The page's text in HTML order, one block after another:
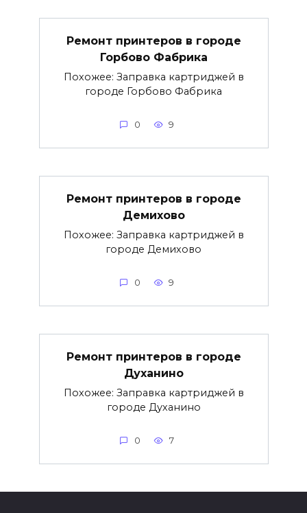
Ремонт принтеров в городе
Горбово Фабрика
Похожее: Заправка картриджей в
городе Горбово Фабрика
0 9
Ремонт принтеров в городе
Демихово
Похожее: Заправка картриджей в
городе Демихово
0 9
Ремонт принтеров в городе
Духанино
Похожее: Заправка картриджей в
городе Духанино
0 7